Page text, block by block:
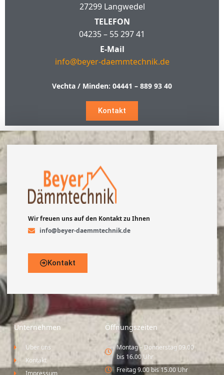
27299 Langwedel
TELEFON
04235 – 55 297 41
E-Mail
info@beyer-daemmtechnik.de
Vechta / Minden: 04441 – 889 93 40
Kontakt
Wir freuen uns auf den Kontakt zu Ihnen
info@beyer-daemmtechnik.de
Kontakt
Unternehmen
Über uns
Kontakt
Impressum
Öffnungszeiten
Montag – Donnerstag 09.00
bis 16.00 Uhr
Freitag 9.00 bis 15.00 Uhr